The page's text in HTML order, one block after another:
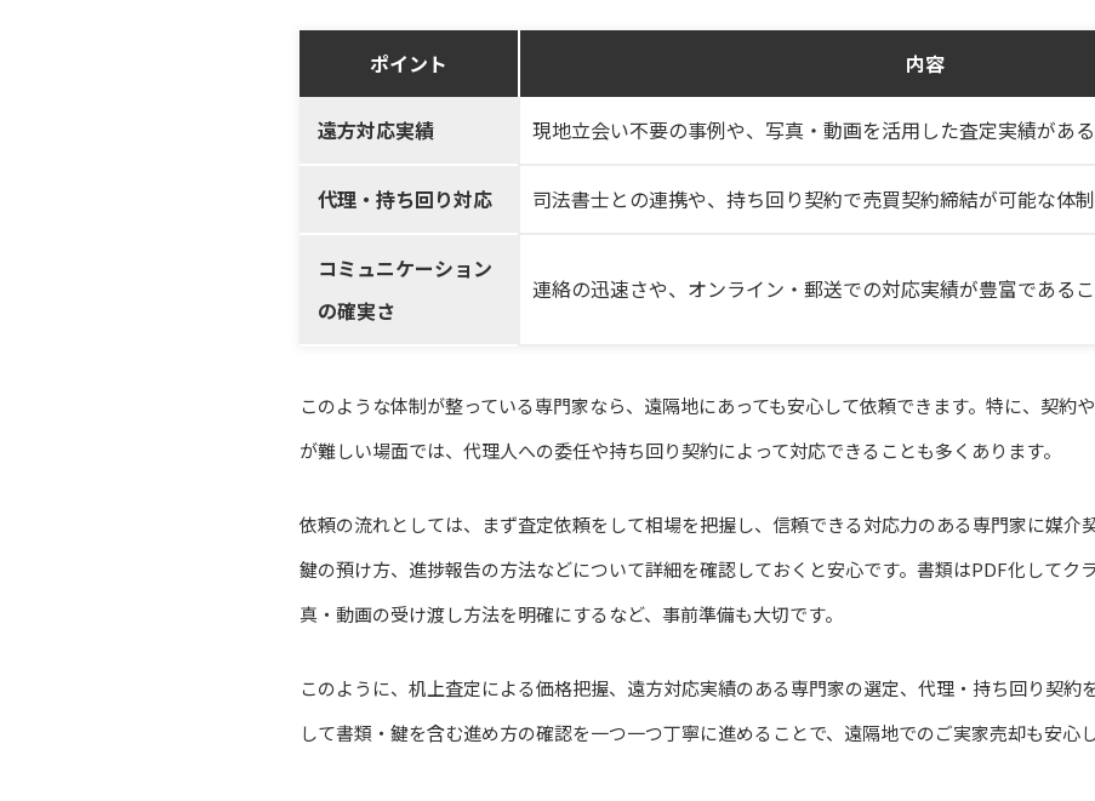
ポイント 内容
遠方対応実績 現地立会い不要の事例や、写真・動画を活用した査定実績があ
代理・持ち回り対応 司法書士との連携や、持ち回り契約で売買契約締結が可能な体
コミュニケーション
の確実さ
連絡の迅速さや、オンライン・郵送での対応実績が豊富である
このような体制が整っている専門家なら、遠隔地にあっても安心して依頼できます。特に、契約
が難しい場面では、代理人への委任や持ち回り契約によって対応できることも多くあります。
依頼の流れとしては、まず査定依頼をして相場を把握し、信頼できる対応力のある専門家に媒介
鍵の預け方、進捗報告の方法などについて詳細を確認しておくと安心です。書類はPDF化してク
真・動画の受け渡し方法を明確にするなど、事前準備も大切です。
このように、机上査定による価格把握、遠方対応実績のある専門家の選定、代理・持ち回り契約
して書類・鍵を含む進め方の確認を一つ一つ丁寧に進めることで、遠隔地でのご実家売却も安心